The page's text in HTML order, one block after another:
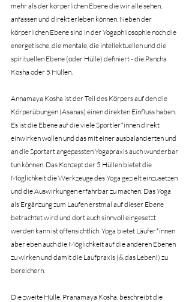
mehr als der körperlichen Ebene die wir alle sehen,
anfassen und direkt erleben können. Neben der
körperlichen Ebene sind in der Yogaphilosophie noch die
energetische, die mentale, die intellektuellen und die
spirituellen Ebene (oder Hülle) definiert - die Pancha
Kosha oder 5 Hüllen.
Annamaya Kosha ist der Teil des Körpers auf den die
Körperübungen (Asanas) einen direkten Einfluss haben.
Es ist die Ebene auf die viele Sportler*innen direkt
einwirken wollen und das mit einer ausbalancierten und
an die Sportart angepassten Yogapraxis auch wunderbar
tun können. Das Konzept der 5 Hüllen bietet die
Möglichkeit die Werkzeuge des Yoga gezielt einzusetzen
und die Auswirkungen erfahrbar zu machen. Das Yoga
als Ergänzung zum Laufen erstmal auf dieser Ebene
betrachtet wird und dort auch sinnvoll eingesetzt
werden kann ist offensichtlich. Yoga bietet Läufer*innen
aber eben auch die Möglichkeit auf die anderen Ebenen
zu wirken und damit die Laufpraxis (& das Leben!) zu
bereichern.
Die zweite Hülle, Pranamaya Kosha, beschreibt die